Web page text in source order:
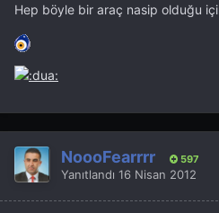
Hep böyle bir araç nasip olduğu
NoooFearrrr 597
Yanıtlandı 16 Nisan 2012